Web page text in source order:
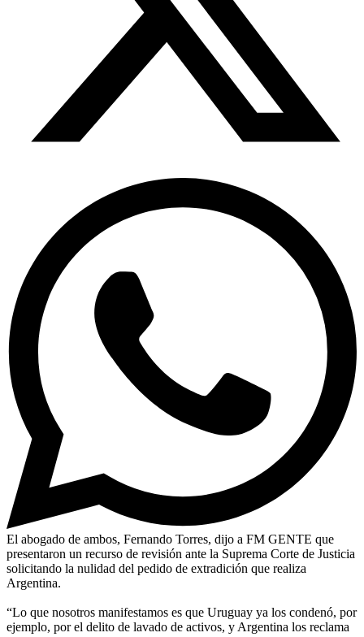
El abogado de ambos, Fernando Torres, dijo a FM GENTE que
presentaron un recurso de revisión ante la Suprema Corte de Justicia
solicitando la nulidad del pedido de extradición que realiza
Argentina.
“Lo que nosotros manifestamos es que Uruguay ya los condenó, por
ejemplo, por el delito de lavado de activos, y Argentina los reclama